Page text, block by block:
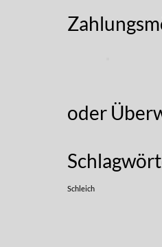
oder
Schleich